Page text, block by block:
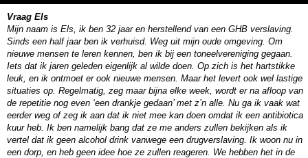
Vraag Els
Mijn naam is Els, ik ben 32 jaar en herstellend van een GHB verslaving.
Sinds een half jaar ben ik verhuisd. Weg uit mijn oude omgeving. Om
nieuwe mensen te leren kennen, ben ik bij een toneelvereniging gegaan.
Iets dat ik jaren geleden eigenlijk al wilde doen. Op zich is het hartstikke
leuk, en ik ontmoet er ook nieuwe mensen. Maar het levert ook wel lastige
situaties op. Regelmatig, zeg maar bijna elke week, wordt er na afloop van
de repetitie nog even ‘een drankje gedaan’ met z’n alle. Nu ga ik vaak wat
eerder weg of zeg ik aan dat ik niet mee kan doen omdat ik een antibiotica
kuur heb. Ik ben namelijk bang dat ze me anders zullen bekijken als ik
vertel dat ik geen alcohol drink vanwege een drugverslaving. Ik woon nu in
een dorp, en heb geen idee hoe ze zullen reageren. We hebben het in de